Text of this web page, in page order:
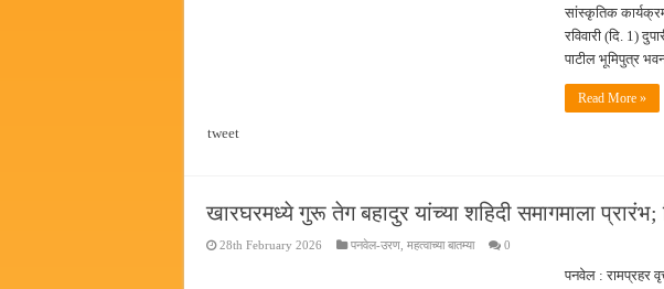
सांस्कृतिक
रविवारी (दि. 1)
पाटील भूमिपुत्र
Read More »
tweet
खारघरमध्ये गुरू तेग बहादुर यांच्या शहिदी समागमाला प्रारंभ;
28th February 2026 पनवेल-उरण महत्वाच्या बातम्या 0
पनवेल : रामप्रहर